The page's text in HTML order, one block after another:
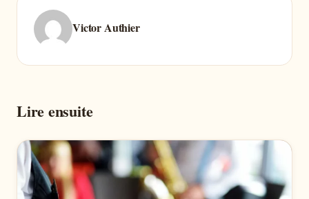
Victor Authier
Lire ensuite